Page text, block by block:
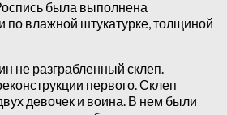
была выполнена
по влажной штукатурке, толщиной
не разграбленный склеп.
первого. Склеп
девочек и воина. В нем были